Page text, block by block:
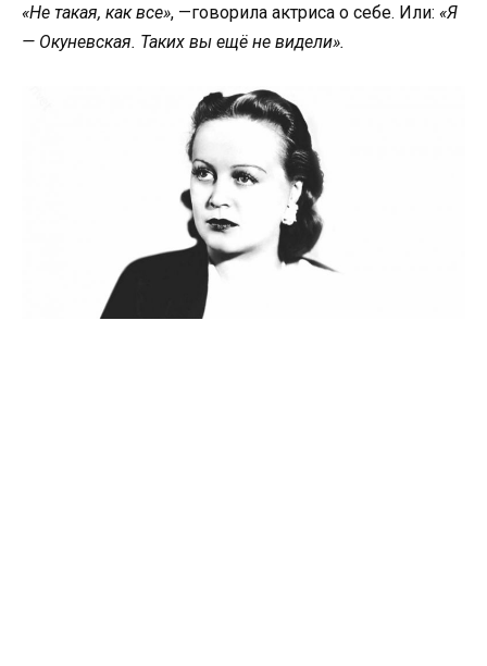
«Не такая, как все», —говорила актриса о себе. Или: «Я
— Окуневская. Таких вы ещё не видели».